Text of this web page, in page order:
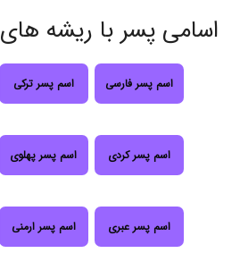
اسامی پسر با ریشه های
اسم پسر فارسی اسم پسر ترکی
اسم پسر کردی اسم پسر پهلوی
اسم پسر عبری اسم پسر ارمنی